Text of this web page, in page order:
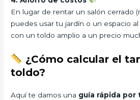
En lugar de rentar un salón cerrado
puedes usar tu jardín o un espacio
con un toldo amplio a un precio
¿Cómo calcular el
toldo?
Aquí te damos una guía rápida por